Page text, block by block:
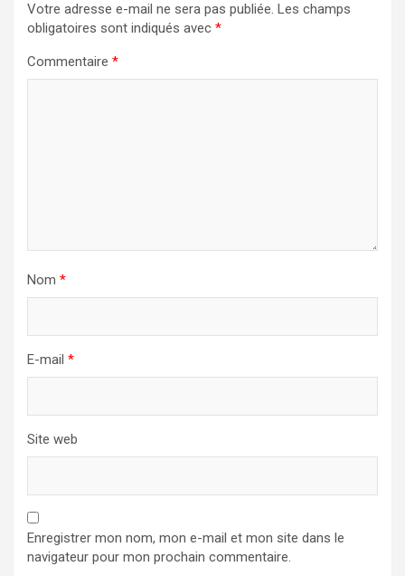
Votre adresse e-mail ne sera pas publiée. Les champs
obligatoires sont indiqués avec *
Commentaire *
Nom *
E-mail *
Site web
Enregistrer mon nom, mon e-mail et mon site dans le
navigateur pour mon prochain commentaire.